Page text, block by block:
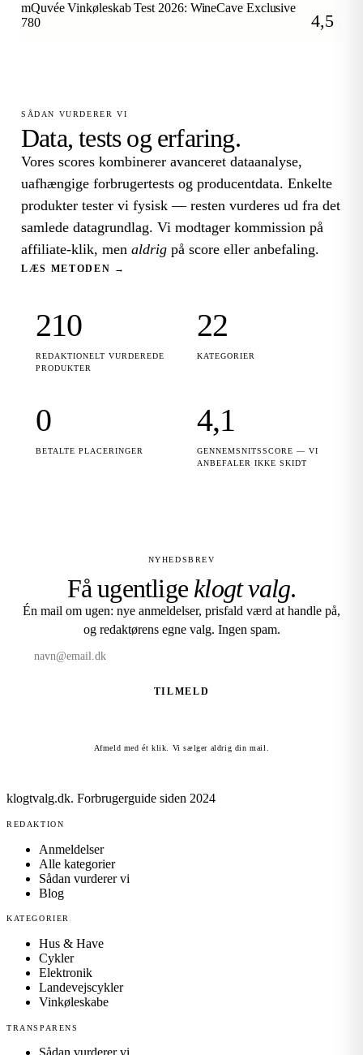
mQuvée Vinkøleskab Test 2026: WineCave Exclusive
780
4,5
SÅDAN VURDERER VI
Data, tests og erfaring.
Vores scores kombinerer avanceret dataanalyse,
uafhængige forbrugertests og producentdata. Enkelte
produkter tester vi fysisk — resten vurderes ud fra det
samlede datagrundlag. Vi modtager kommission på
affiliate-klik, men aldrig på score eller anbefaling.
LÆS METODEN →
210
REDAKTIONELT VURDEREDE
PRODUKTER
22
KATEGORIER
0
BETALTE PLACERINGER
4,1
GENNEMSNITSSCORE — VI
ANBEFALER IKKE SKIDT
NYHEDSBREV
Få ugentlige klogt valg.
Én mail om ugen: nye anmeldelser, prisfald værd at handle på,
og redaktørens egne valg. Ingen spam.
TILMELD
Afmeld med ét klik. Vi sælger aldrig din mail.
klogtvalg.dk. Forbrugerguide siden 2024
REDAKTION
Anmeldelser
Alle kategorier
Sådan vurderer vi
Blog
KATEGORIER
Hus & Have
Cykler
Elektronik
Landevejscykler
Vinkøleskabe
TRANSPARENS